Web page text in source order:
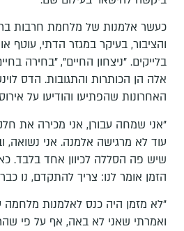
כעשר אלמנות של מלחמת חרבות
והציבור, בעיקר במגזר הדתי, עוטף
בלייקים. "ניצחון החיים", "בחירה
אלה הן הכותרות והתגובות. הדס
האחרונות שהפתיעו והודיעו על
"אני שמחה עבורן, אני מכירה את
עוד לא מרגישה אלמנה. אני נשואה,
שיש פה הסללה לכיוון אחד בלבד.
הזמן אומר לנו: צריך להתקדם, נו
"לא מזמן היה כנס לאלמנות מלחמה
ואמרתי שאני לא באה, אף על פי